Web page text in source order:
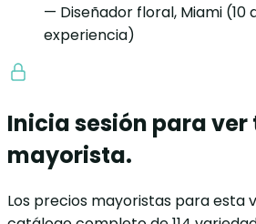
— Diseñador floral, Miami (10
experiencia)
Inicia sesión para ver
mayorista.
Los precios mayoristas para esta